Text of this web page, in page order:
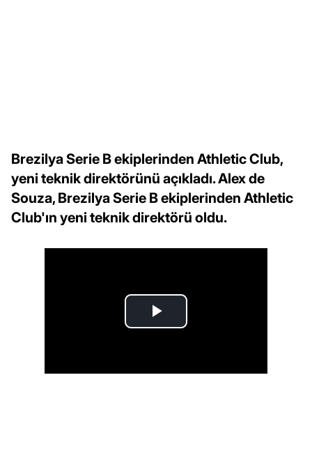
Brezilya Serie B ekiplerinden Athletic Club,
yeni teknik direktörünü açıkladı. Alex de
Souza, Brezilya Serie B ekiplerinden Athletic
Club'ın yeni teknik direktörü oldu.